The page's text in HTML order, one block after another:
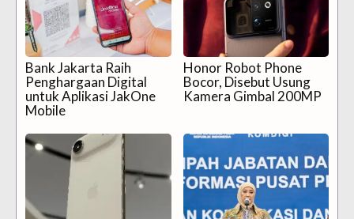
Bank Jakarta Raih
Penghargaan Digital
untuk Aplikasi JakOne
Mobile
Honor Robot Phone
Bocor, Disebut Usung
Kamera Gimbal 200MP